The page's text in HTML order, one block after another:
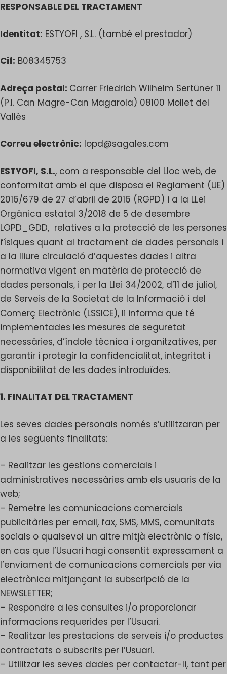
RESPONSABLE DEL TRACTAMENT
Identitat: ESTYOFI , S.L. (també el prestador)
Cif: B08345753
Adreça postal: Carrer Friedrich Wilhelm Sertüner 11
(P.I. Can Magre-Can Magarola) 08100 Mollet del
Vallès
Correu electrònic: lopd@sagales.com
ESTYOFI, S.L., com a responsable del Lloc web, de
conformitat amb el que disposa el Reglament (UE)
2016/679 de 27 d’abril de 2016 (RGPD) i a la LLei
Orgànica estatal 3/2018 de 5 de desembre
LOPD_GDD, relatives a la protecció de les persones
físiques quant al tractament de dades personals i
a la lliure circulació d’aquestes dades i altra
normativa vigent en matèria de protecció de
dades personals, i per la Llei 34/2002, d’11 de juliol,
de Serveis de la Societat de la Informació i del
Comerç Electrònic (LSSICE), li informa que té
implementades les mesures de seguretat
necessàries, d’índole tècnica i organitzatives, per
garantir i protegir la confidencialitat, integritat i
disponibilitat de les dades introduïdes.
1. FINALITAT DEL TRACTAMENT
Les seves dades personals només s’utilitzaran per
a les següents finalitats:
– Realitzar les gestions comercials i
administratives necessàries amb els usuaris de la
web;
– Remetre les comunicacions comercials
publicitàries per email, fax, SMS, MMS, comunitats
socials o qualsevol un altre mitjà electrònic o físic,
en cas que l’Usuari hagi consentit expressament a
l’enviament de comunicacions comercials per via
electrònica mitjançant la subscripció de la
NEWSLETTER;
– Respondre a les consultes i/o proporcionar
informacions requerides per l’Usuari.
– Realitzar les prestacions de serveis i/o productes
contractats o subscrits per l’Usuari.
– Utilitzar les seves dades per contactar-li, tant per